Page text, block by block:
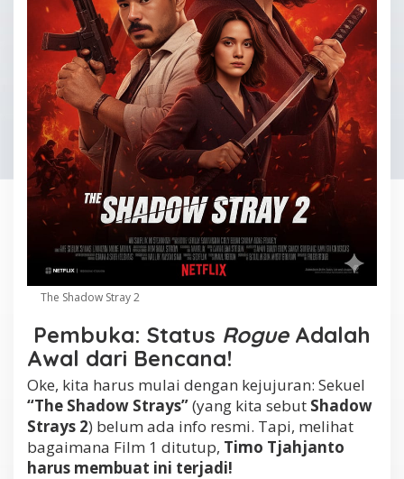
The Shadow Stray 2
Pembuka: Status RogueAdalah
Awal dari Bencana!
Oke, kita harus mulai dengan kejujuran: Sekuel
“The Shadow Strays”(yang kita sebut Shadow
Strays 2) belum ada info resmi. Tapi, melihat
bagaimana Film 1 ditutup, Timo Tjahjanto
harus membuat ini terjadi!